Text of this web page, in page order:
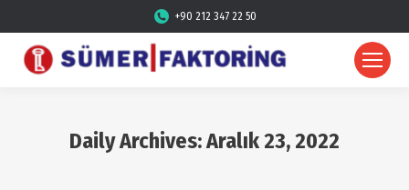
+90 212 347 22 50
Daily Archives:Aralık 23, 2022